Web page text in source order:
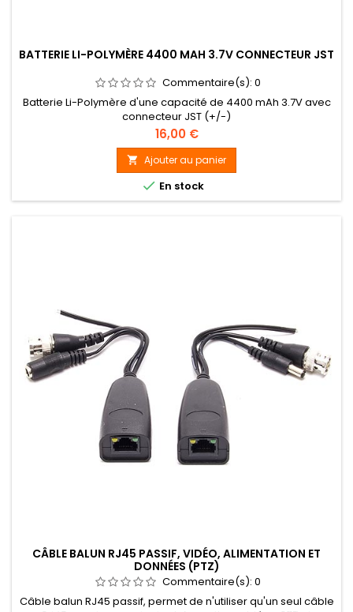
BATTERIE LI-POLYMÈRE 4400 MAH 3.7V CONNECTEUR JST
Commentaire(s): 0
Batterie Li-Polymère d'une capacité de 4400 mAh 3.7V avec
connecteur JST (+/-)
Prix
16,00 €
 Ajouter au panier
 En stock
CÂBLE BALUN RJ45 PASSIF, VIDÉO, ALIMENTATION ET
DONNÉES (PTZ)
Commentaire(s): 0
Câble balun RJ45 passif, permet de n'utiliser qu'un seul câble